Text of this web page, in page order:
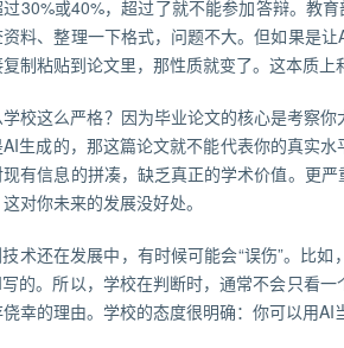
30%或40%，超过了就不能参加答辩。教
料、整理一下格式，问题不大。但如果是
制粘贴到论文里，那性质就变了。这本质
学校这么严格？因为毕业论文的核心是考察
生成的，那这篇论文就不能代表你的真实
现有信息的拼凑，缺乏真正的学术价值。更
对你未来的发展没好处。
术还在发展中，有时候可能会“误伤”。比
的。所以，学校在判断时，通常不会只看
幸的理由。学校的态度很明确：你可以用AI